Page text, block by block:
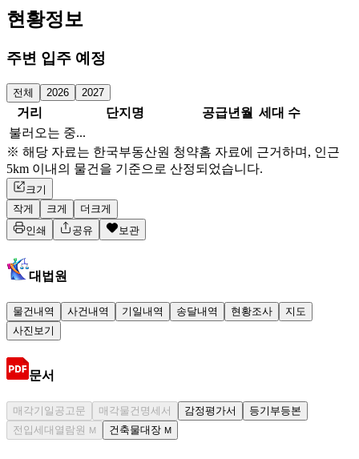
현황정보
주변 입주 예정
전체 2026 2027
거리 단지명 공급년월 세대 수
불러오는 중...
※ 해당 자료는 한국부동산원 청약홈 자료에 근거하며, 인근
5km 이내의 물건을 기준으로 산정되었습니다.
크기
작게
크게
더크게
인쇄
공유 보관
대법원
물건내역 사건내역 기일내역 송달내역 현황조사
지도
사진보기
문서
매각기일공고문 매각물건명세서 감정평가서
등기부등본
전입세대열람원
M 건축물대장 M